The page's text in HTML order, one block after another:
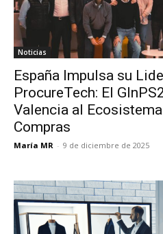
Noticias
España Impulsa su
ProcureTech: El
Valencia al
Compras
María MR - 9 de diciembre de 2025